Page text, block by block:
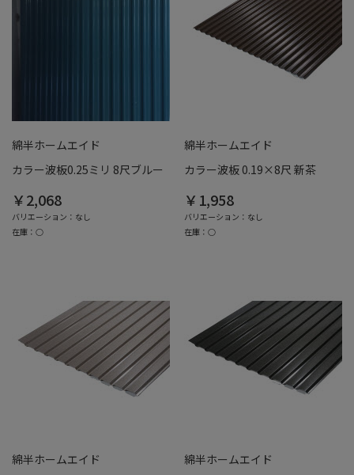
綿半ホームエイド
カラー波板0.25ミリ 8尺ブルー
￥2,068
バリエーション：なし
在庫：○
綿半ホームエイド
カラー波板 0.19×8尺 新茶
￥1,958
バリエーション：なし
在庫：○
綿半ホームエイド
綿半ホームエイド